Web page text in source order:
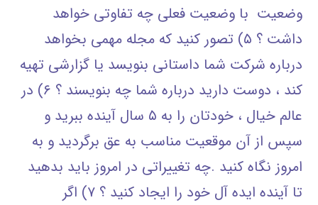
وضعیت با وضعیت فعلی چه تفاوتی خواهد
داشت ؟ ۵) تصور کنید که مجله مهمی بخواهد
درباره شرکت شما داستانی بنویسد یا گزارشی تهیه
کند ، دوست دارید درباره شما چه بنویسند ؟ ۶) در
عالم خیال ، خودتان را به ۵ سال آینده ببرید و
سپس از آن موقعیت مناسب به عق برگردید و به
امروز نگاه کنید .چه تغییراتی در امروز باید بدهید
تا آینده ایده آل خود را ایجاد کنید ؟ ۷) اگر